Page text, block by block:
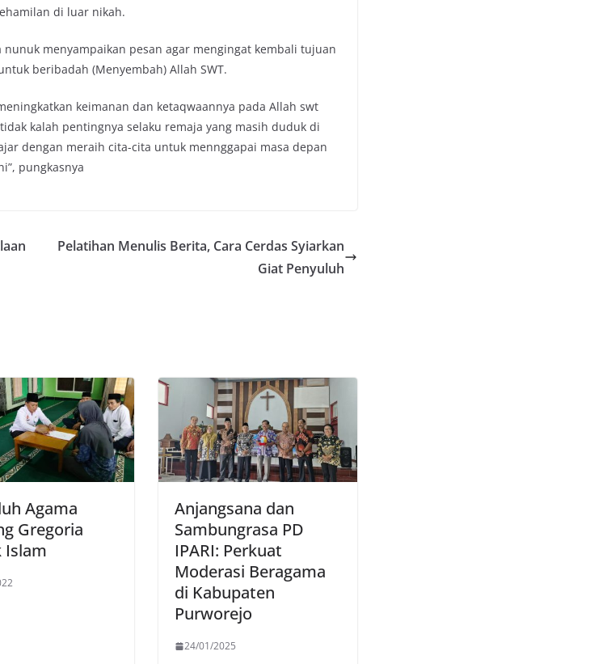
di luar nikah.
nunuk menyampaikan pesan agar mengingat kembali tujuan
beribadah (Menyembah) Allah SWT.
keimanan dan ketaqwaannya pada Allah swt
kalah pentingnya selaku remaja yang masih duduk di
dengan meraih cita-cita untuk mennggapai masa depan
pungkasnya
Pelatihan Menulis Berita, Cara Cerdas Syiarkan
Giat Penyuluh
Agama
Gregoria
Islam
Anjangsana dan
Sambungrasa PD
IPARI: Perkuat
Moderasi Beragama
di Kabupaten
Purworejo
24/01/2025